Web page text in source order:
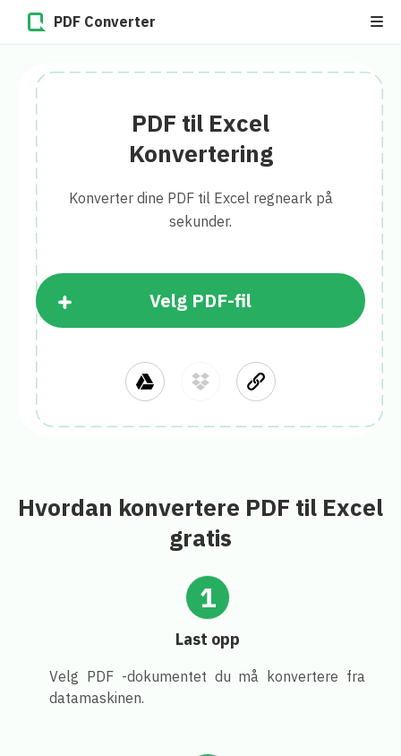
PDF Converter
PDF til Excel
Konvertering
Konverter dine PDF til Excel regneark på
sekunder.
Velg PDF-fil
Hvordan konvertere PDF til Excel
gratis
1
Last opp
Velg PDF -dokumentet du må konvertere fra
datamaskinen.